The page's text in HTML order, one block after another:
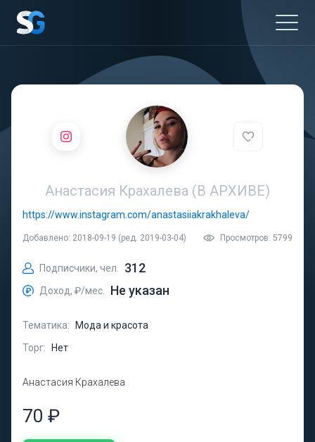
Анастасия Крахалева (В АРХИВЕ)
https://www.instagram.com/anastasiiakrakhaleva/
Добавлено: 2018-09-19 (ред. 2019-03-04) Просмотров: 5799
Подписчики, чел. 312
Доход, ₽/мес. Не указан
Тематика:
Мода и красота
Торг:
Нет
Анастасия Крахалева
70 ₽